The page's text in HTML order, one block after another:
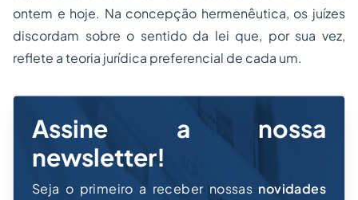
ontem e hoje. Na concepção hermenêutica, os juízes
discordam sobre o sentido da lei que, por sua vez,
reflete a teoria jurídica preferencial de cada um.
Assine a nossa
newsletter!
Seja o primeiro a receber nossas novidades